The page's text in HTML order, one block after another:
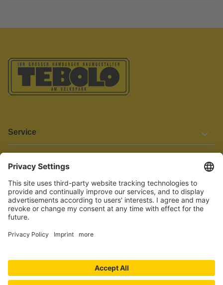
Service
Informationen
Barrierefreiheit
Wir bemühen uns, unsere Website barrierefrei zu gestalten.
Einige Inhalte und Funktionen sind derzeit jedoch noch nicht
vollständig zugänglich. Wenn Sie auf Barrieren stoßen oder Hilfe
benötigen, kontaktieren Sie uns bitte unter service[at]knutzen.de.
Vertrag widerrufen
© 2026 TEBOLO